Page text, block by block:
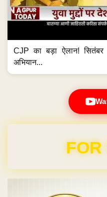
CJP का बड़ा ऐलान! सितंबर
अभियान...
FOR